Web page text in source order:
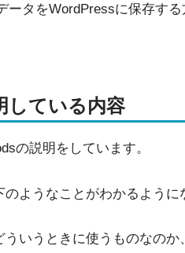
タをWordPressに保存す
している内容
の説明をしています。
ようなことがわかるように
いうときに使うものなのか